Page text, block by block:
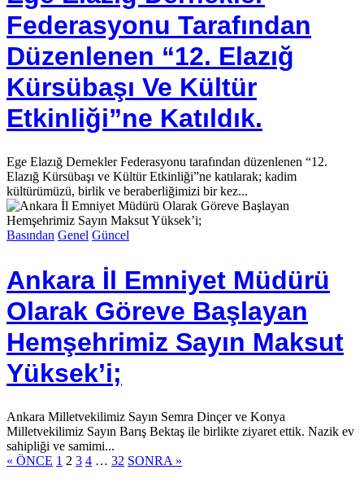
Federasyonu Tarafından
Düzenlenen “12. Elazığ
Kürsübaşı Ve Kültür
Etkinliği”ne Katıldık.
Ege Elazığ Dernekler Federasyonu tarafından düzenlenen “12.
Elazığ Kürsübaşı ve Kültür Etkinliği”ne katılarak; kadim
kültürümüzü, birlik ve beraberliğimizi bir kez...
Basından Genel Güncel
Ankara İl Emniyet Müdürü
Olarak Göreve Başlayan
Hemşehrimiz Sayın Maksut
Yüksek’i;
Ankara Milletvekilimiz Sayın Semra Dinçer ve Konya
Milletvekilimiz Sayın Barış Bektaş ile birlikte ziyaret ettik. Nazik ev
sahipliği ve samimi...
« ÖNCE 1 2 3 4 … 32 SONRA »